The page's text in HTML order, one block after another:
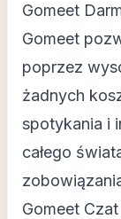
Gomeet
Gomeet
poprzez
żadnych
spotykania i
całego
Gomeet